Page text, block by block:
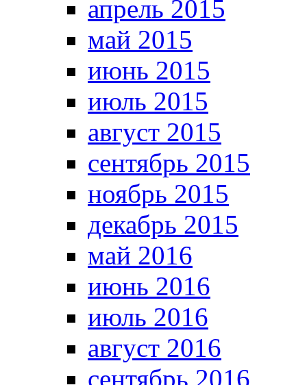
апрель 2015
май 2015
июнь 2015
июль 2015
август 2015
сентябрь 2015
ноябрь 2015
декабрь 2015
май 2016
июнь 2016
июль 2016
август 2016
сентябрь 2016